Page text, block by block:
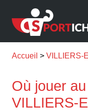
Accueil VILLIERS-
Où jouer
VILLIERS-